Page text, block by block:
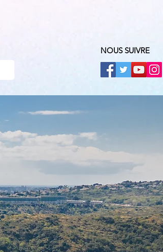
NOUS SUIVRE